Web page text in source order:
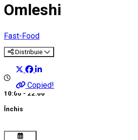
Omleshi
Fast-Food
Distribuie
Copied!
10:00 - 22:00
Închis